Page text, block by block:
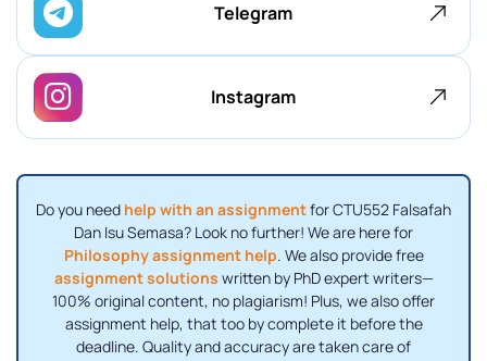
Telegram
Instagram
Do you need help with an assignmentfor CTU552 Falsafah
Dan Isu Semasa? Look no further! We are here for
Philosophy assignment help. We also provide free
assignment solutions written by PhD expert writers—
100% original content, no plagiarism! Plus, we also offer
assignment help, that too by complete it before the
deadline. Quality and accuracy are taken care of